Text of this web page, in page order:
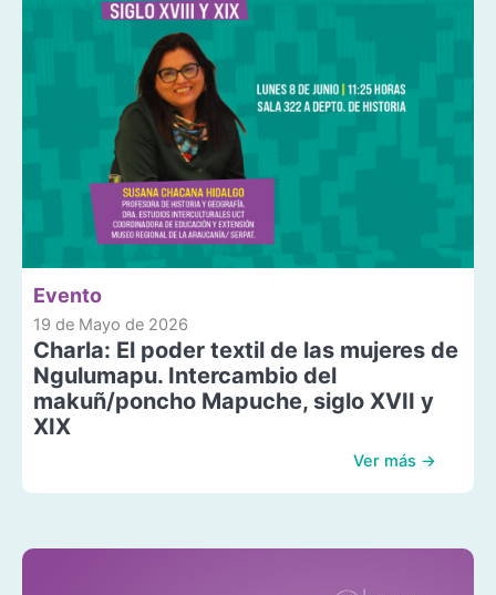
Evento
19 de Mayo de 2026
Charla: El poder textil de las mujeres de
Ngulumapu. Intercambio del
makuñ/poncho Mapuche, siglo XVII y
XIX
Ver más →